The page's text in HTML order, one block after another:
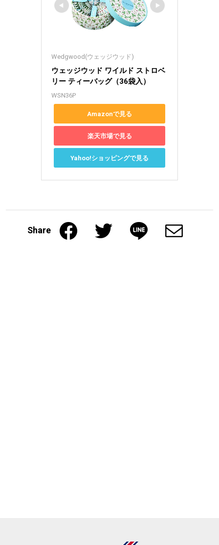
Wedgwood(ウェッジウッド)
ウェッジウッド ワイルド ストロベ
リー ティーバッグ（36袋入）
WSN36P
Amazonで見る
楽天市場で見る
Yahoo!ショッピングで見る
Share